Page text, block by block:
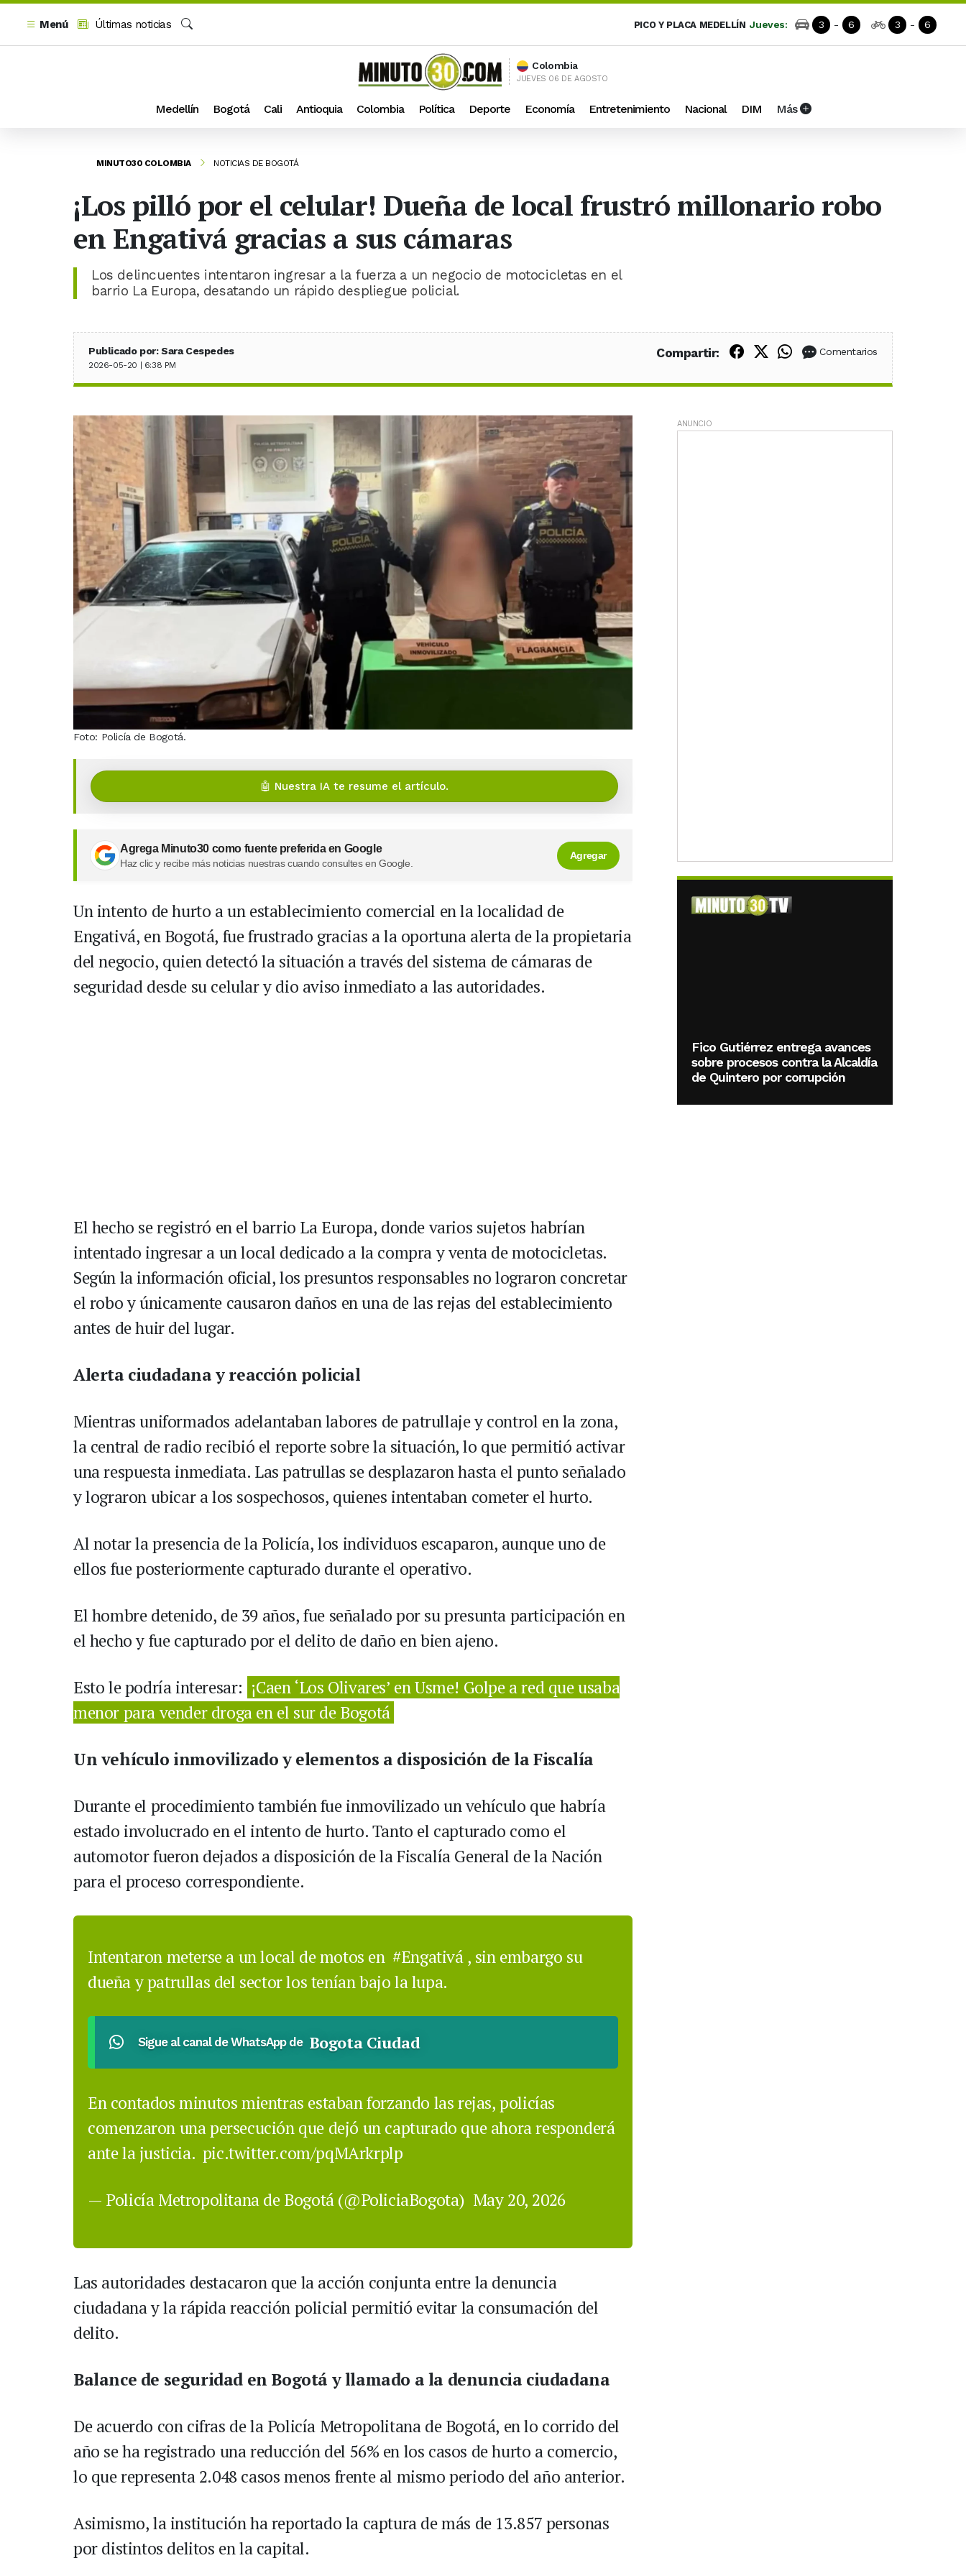
Menú
Últimas noticias
PICO Y PLACA MEDELLÍN Jueves: 3 - 6 3 - 6
Colombia
JUEVES 06 DE AGOSTO
Medellín Bogotá Cali Antioquia Colombia Política Deporte Economía Entretenimiento Nacional DIM Más
MINUTO30 COLOMBIA NOTICIAS DE BOGOTÁ
¡Los pilló por el celular! Dueña de local frustró millonario robo
en Engativá gracias a sus cámaras
Los delincuentes intentaron ingresar a la fuerza a un negocio de motocicletas en el
barrio La Europa, desatando un rápido despliegue policial.
Publicado por: Sara Cespedes
2026-05-20 | 6:38 PM
Compartir: Compartir en Facebook
Compartir en X (Twitter)
Compartir en WhatsApp
Comentarios
Foto: Policía de Bogotá.
🤖 Nuestra IA te resume el artículo.
Agrega Minuto30 como fuente preferida en Google
Haz clic y recibe más noticias nuestras cuando consultes en Google.
Agregar
Un intento de hurto a un establecimiento comercial en la localidad de
Engativá, en Bogotá, fue frustrado gracias a la oportuna alerta de la propietaria
del negocio, quien detectó la situación a través del sistema de cámaras de
seguridad desde su celular y dio aviso inmediato a las autoridades.
El hecho se registró en el barrio La Europa, donde varios sujetos habrían
intentado ingresar a un local dedicado a la compra y venta de motocicletas.
Según la información oficial, los presuntos responsables no lograron concretar
el robo y únicamente causaron daños en una de las rejas del establecimiento
antes de huir del lugar.
Alerta ciudadana y reacción policial
Mientras uniformados adelantaban labores de patrullaje y control en la zona,
la central de radio recibió el reporte sobre la situación, lo que permitió activar
una respuesta inmediata. Las patrullas se desplazaron hasta el punto señalado
y lograron ubicar a los sospechosos, quienes intentaban cometer el hurto.
Al notar la presencia de la Policía, los individuos escaparon, aunque uno de
ellos fue posteriormente capturado durante el operativo.
El hombre detenido, de 39 años, fue señalado por su presunta participación en
el hecho y fue capturado por el delito de daño en bien ajeno.
Esto le podría interesar: ¡Caen ‘Los Olivares’ en Usme! Golpe a red que usaba
menor para vender droga en el sur de Bogotá
Un vehículo inmovilizado y elementos a disposición de la Fiscalía
Durante el procedimiento también fue inmovilizado un vehículo que habría
estado involucrado en el intento de hurto. Tanto el capturado como el
automotor fueron dejados a disposición de la Fiscalía General de la Nación
para el proceso correspondiente.
Intentaron meterse a un local de motos en #Engativá , sin embargo su
dueña y patrullas del sector los tenían bajo la lupa.
Sigue al canal de WhatsApp de Bogota Ciudad
En contados minutos mientras estaban forzando las rejas, policías
comenzaron una persecución que dejó un capturado que ahora responderá
ante la justicia. pic.twitter.com/pqMArkrplp
— Policía Metropolitana de Bogotá (@PoliciaBogota) May 20, 2026
Las autoridades destacaron que la acción conjunta entre la denuncia
ciudadana y la rápida reacción policial permitió evitar la consumación del
delito.
Balance de seguridad en Bogotá y llamado a la denuncia ciudadana
De acuerdo con cifras de la Policía Metropolitana de Bogotá, en lo corrido del
año se ha registrado una reducción del 56% en los casos de hurto a comercio,
lo que representa 2.048 casos menos frente al mismo periodo del año anterior.
Asimismo, la institución ha reportado la captura de más de 13.857 personas
por distintos delitos en la capital.
ANUNCIO
Fico Gutiérrez entrega avances
sobre procesos contra la Alcaldía
de Quintero por corrupción